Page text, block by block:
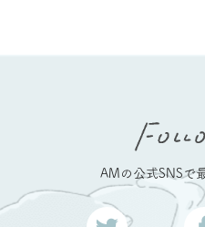
AMの公式SNSで